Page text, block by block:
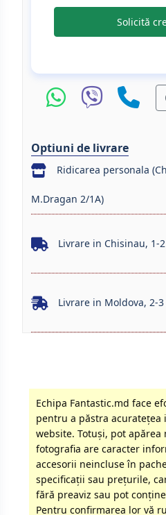
Solicită
Optiuni de livrare
Ridicarea personala
M.Dragan 2/1A)
Livrare in Chisinau, 1-
Livrare in Moldova, 2-
Echipa Fantastic.md face
pentru a păstra
website. Totuși, pot
fotografia are caracter
accesorii neincluse în
specificaţii sau preţurile,
fără preaviz sau pot
Pentru confirmarea lor vă